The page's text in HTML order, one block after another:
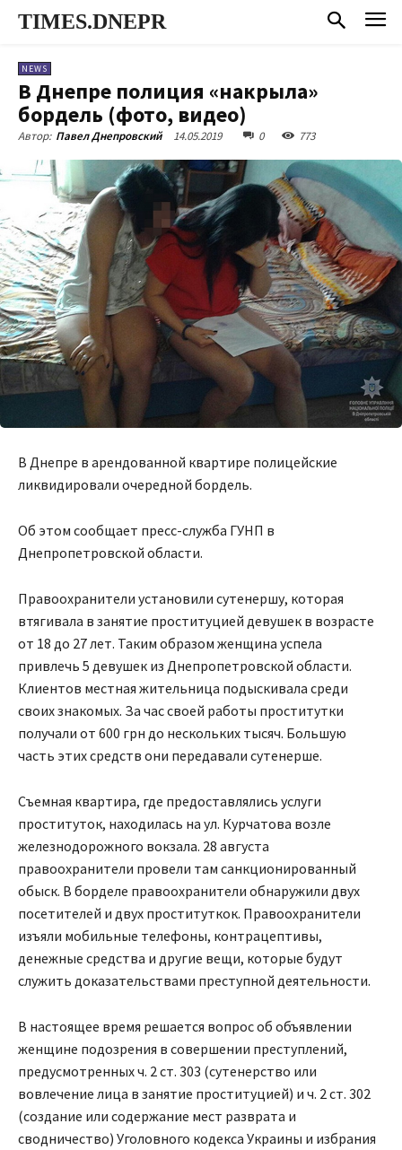
TIMES.DNEPR
NEWS
В Днепре полиция «накрыла»
бордель (фото, видео)
Автор: Павел Днепровский 14.05.2019 0 773
В Днепре в арендованной квартире полицейские
ликвидировали очередной бордель.
Об этом сообщает пресс-служба ГУНП в
Днепропетровской области.
Правоохранители установили сутенершу, которая
втягивала в занятие проституцией девушек в возрасте
от 18 до 27 лет. Таким образом женщина успела
привлечь 5 девушек из Днепропетровской области.
Клиентов местная жительница подыскивала среди
своих знакомых. За час своей работы проститутки
получали от 600 грн до нескольких тысяч. Большую
часть этих средств они передавали сутенерше.
Съемная квартира, где предоставлялись услуги
проституток, находилась на ул. Курчатова возле
железнодорожного вокзала. 28 августа
правоохранители провели там санкционированный
обыск. В борделе правоохранители обнаружили двух
посетителей и двух проституткок. Правоохранители
изъяли мобильные телефоны, контрацептивы,
денежные средства и другие вещи, которые будут
служить доказательствами преступной деятельности.
В настоящее время решается вопрос об объявлении
женщине подозрения в совершении преступлений,
предусмотренных ч. 2 ст. 303 (сутенерство или
вовлечение лица в занятие проституцией) и ч. 2 ст. 302
(создание или содержание мест разврата и
сводничество) Уголовного кодекса Украины и избрания